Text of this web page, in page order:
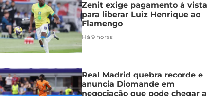
Zenit exige pagamento à vista
para liberar Luiz Henrique ao
Flamengo
Há 9 horas
Real Madrid quebra recorde e
anuncia Diomande em
negociação que pode chegar a